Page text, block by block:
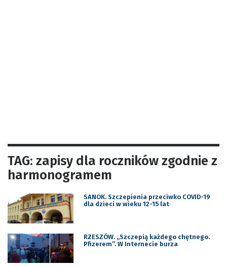
TAG: zapisy dla roczników zgodnie z
harmonogramem
SANOK. Szczepienia przeciwko COVID-19
dla dzieci w wieku 12-15 lat
RZESZÓW. „Szczepią każdego chętnego.
Pfizerem”. W Internecie burza